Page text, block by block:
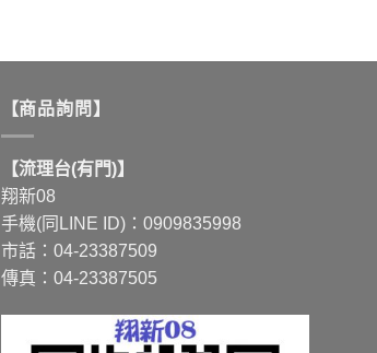
【商品詢問】
【流理台(有門)】
翔新08
手機(同LINE ID)：0909835998
市話：04-23387509
傳真：04-23387505